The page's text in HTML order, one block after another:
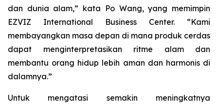
dan dunia alam,” kata Po Wang, yang memimpin
EZVIZ International Business Center. “Kami
membayangkan masa depan di mana produk cerdas
dapat menginterpretasikan ritme alam dan
membantu orang hidup lebih aman dan harmonis di
dalamnya.”
Untuk mengatasi semakin meningkatnya